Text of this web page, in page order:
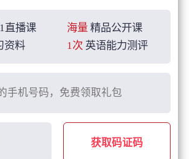
直播课 海量 精品公开课
资料 1次 英语能力测评
获取码证码